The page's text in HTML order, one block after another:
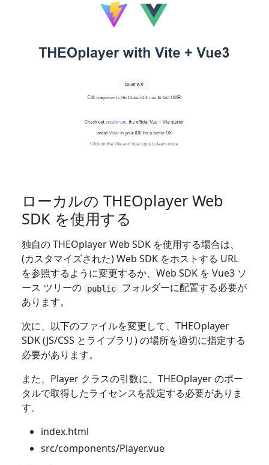
ローカルの THEOplayer Web
SDK を使用する
独自の THEOplayer Web SDK を使用する場合は、
(カスタマイズされた) Web SDK をホストする URL
を参照するように変更するか、Web SDK を Vue3 ソ
ース ツリーの
public
フォルダーに配置する必要が
あります。
次に、以下のファイルを変更して、THEOplayer
SDK (JS/CSS とライブラリ) の場所を適切に指定する
必要があります。
また、Player クラスの引数に、THEOplayer のポー
タルで取得したライセンスを設定する必要がありま
す。
index.html
src/components/Player.vue